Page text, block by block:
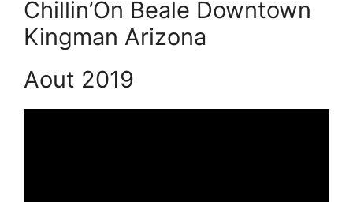
Chillin’On Beale Downtown
Kingman Arizona
Aout 2019